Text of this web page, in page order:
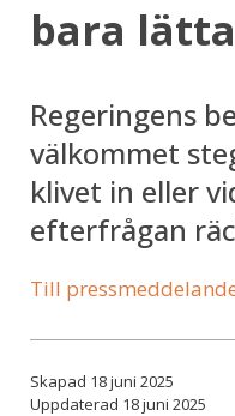
bara
Regeringens
välkommet
klivet in eller
efterfrågan
Till
Skapad 18 juni 2025
Uppdaterad 18 juni 2025